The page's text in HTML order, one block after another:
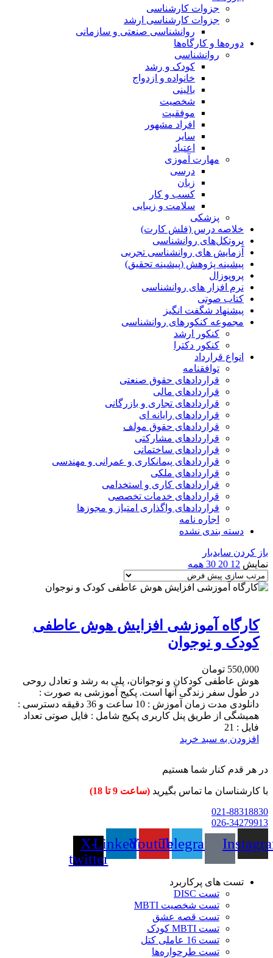
جزوات کارشناسی
جزوات کارشناسی ارشد
روانشناسی صنعتی و سازمانی
دوره‌ها و کارگاه‌ها
روانشناسی
کودک و رشد
خانواده و ازدواج
بالینی
شخصیت
موفقیت
افراد مشهور
سایر
اعتیاد
مهارت آموزی
درسی
زبان
کسب و کار
سلامت و زیبایی
پزشکی
خلاصه درس (فلش کارت)
پروتکل‌های روانشناسی
آزمایش های روانشناسی تجربی
پیشینه پژوهش (پیشینه تحقیق)
پروپوزال
نرم افزار های روانشناسی
کتاب صوتی
پیشنهاد شگفت انگیز
مجموعه کنکورهای روانشناسی
کنکور ارشد
کنکور دکترا
انواع قرارداد
توافقنامه
قراردادهای حقوق صنعتی
قراردادهای مالی
قراردادهای تجاری و بازرگانی
قراردادهای رایانه ای
قراردادهای حقوق مولف
قراردادهای مشارکتی
قراردادهای ساختمانی
قراردادهای پیمانکاری و عمرانی و مهندسی
قراردادهای ملکی
قراردادهای کاری و استخدامی
قراردادهای خدمات تخصصی
قراردادهای واگذاری امتیاز و مجوزها
اجاره نامه
دسته بندی نشده
باز کردن سایدبار
نمایش 12
20
30 همه
کارگاه آموزشی افزایش هوش عاطفی
کودک و نوجوان
550,000 تومان
هوش عاطفی کودکان و نوجوانان، پلی به رشد و تعادل روحی
در طول سفر زندگی آنها است. پکیج آموزشی به صورت :
دانلودی مدت زمان آموزش : 10 ساعت و 36 دقیقه دسترسی :
همیشگی از طریق پنل کاربری پکیج شامل : فایل صوتی تعداد
فایل : 21
افزودن به سبد خرید
در هر قدم کنار شما هستیم
با کارشناسان ما تماس بگیرید (ساعت 9 تا 18)
021-88318830
026-34279913
Telegram
Youtube
Linkedin
X-
twitter
تست های پرکاربرد
تست DISC
تست شخصیت MBTI
تست قصه عشق
تست MBTI کودک
تست 16 عاملی کتل
تست طرحواره‌ها